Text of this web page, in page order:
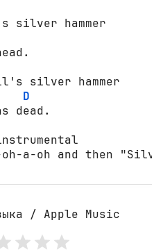
silver hammer
silver hammer
D
dead.
a-оh and then "Silver
/ Apple Music